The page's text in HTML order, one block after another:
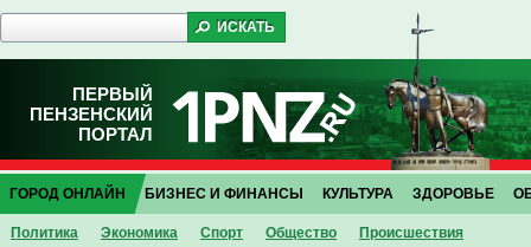
ПЕРВЫЙ
ПЕНЗЕНСКИЙ
ПОРТАЛ
ГОРОД ОНЛАЙН
Политика Экономика Спорт Общество Проиcшествия
БИЗНЕС И ФИНАНСЫ КУЛЬТУРА ЗДОРОВЬЕ